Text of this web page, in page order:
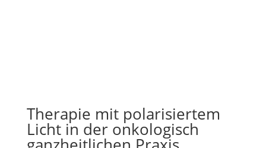
Therapie mit polarisiertem
Licht in der onkologisch